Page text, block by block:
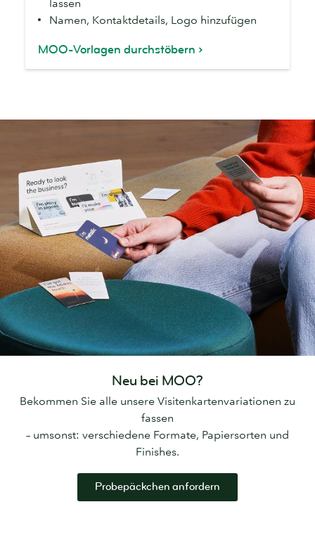
Namen, Kontaktdetails, Logo hinzufügen
MOO-Vorlagen durchstöbern
Neu bei MOO?
Bekommen Sie alle unsere Visitenkartenvariationen zu
fassen
– umsonst: verschiedene Formate, Papiersorten und
Finishes.
Probepäckchen anfordern